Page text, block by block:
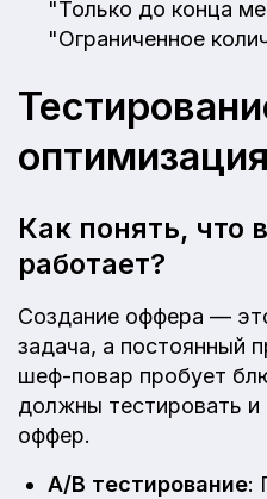
"Только до конца
"Ограниченное
Как понять, что
работает?
Создание оффера —
задача, а постоянный
шеф-повар пробует
должны тестировать
оффер.
A/B тестирование: